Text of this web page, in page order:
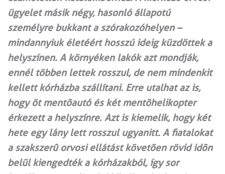
ügyelet másik négy, hasonló állapotú
személyre bukkant a szórakozóhelyen –
mindannyiuk életéért hosszú ideig küzdöttek a
helyszínen. A környéken lakók azt mondják,
ennél többen lettek rosszul, de nem mindenkit
kellett kórházba szállítani. Erre utalhat az is,
hogy öt mentõautó és két mentõhelikopter
érkezett a helyszínre. Azt is kiemelik, hogy két
hete egy lány lett rosszul ugyanitt. A fiatalokat
a szakszerû orvosi ellátást követõen rövid idõn
belül kiengedték a kórházakból, így sor